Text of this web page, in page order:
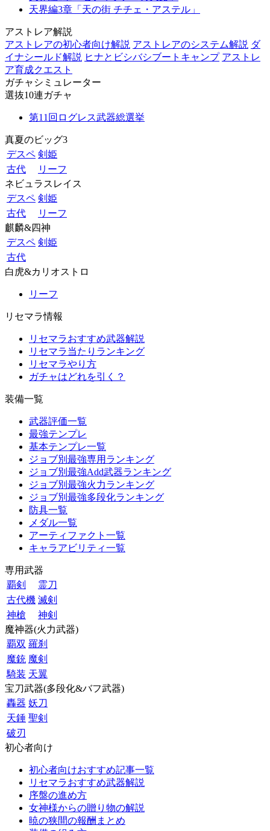
天界編3章「天の街 チチェ・アステル」
アストレア解説
アストレアの初心者向け解説 アストレアのシステム解説 ダ
イナシールド解説 ヒナとビシバシブートキャンプ アストレ
ア育成クエスト
ガチャシミュレーター
選抜10連ガチャ
第11回ログレス武器総選挙
真夏のビッグ3
デスペ 剣姫
古代
リーフ
ネビュラスレイス
デスペ 剣姫
古代
リーフ
麒麟&四神
デスペ 剣姫
古代
白虎&カリオストロ
リーフ
リセマラ情報
リセマラおすすめ武器解説
リセマラ当たりランキング
リセマラやり方
ガチャはどれを引く？
装備一覧
武器評価一覧
最強テンプレ
基本テンプレ一覧
ジョブ別最強専用ランキング
ジョブ別最強Add武器ランキング
ジョブ別最強火力ランキング
ジョブ別最強多段化ランキング
防具一覧
メダル一覧
アーティファクト一覧
キャラアビリティ一覧
専用武器
覇剣
霊刀
古代機 滅剣
神槍
神剣
魔神器(火力武器)
覇双 羅刹
魔銃 魔剣
騎装 天翼
宝刀武器(多段化&バフ武器)
轟器 妖刀
天錘 聖剣
破刃
初心者向け
初心者向けおすすめ記事一覧
リセマラおすすめ武器解説
序盤の進め方
女神様からの贈り物の解説
暁の狭間の報酬まとめ